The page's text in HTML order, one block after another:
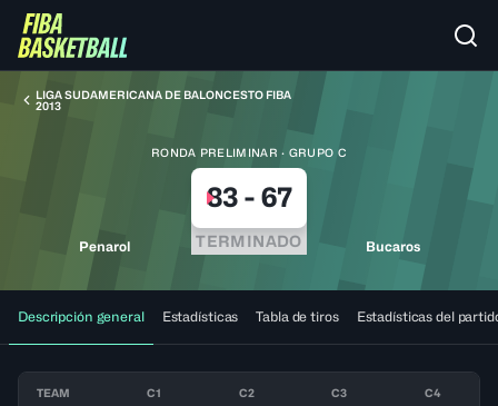
LIGA SUDAMERICANA DE BALONCESTO FIBA
2013
RONDA PRELIMINAR · GRUPO C
Penarol
83- 67
TERMINADO Bucaros
Descripción general Estadísticas Tabla de tiros Estadísticas del
TEAM C1 C2 C3 C4